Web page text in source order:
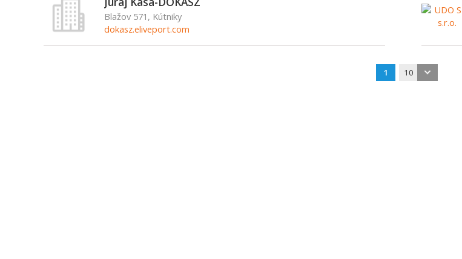
Blažov 571, Kútniky
dokasz.eliveport.com
1 10